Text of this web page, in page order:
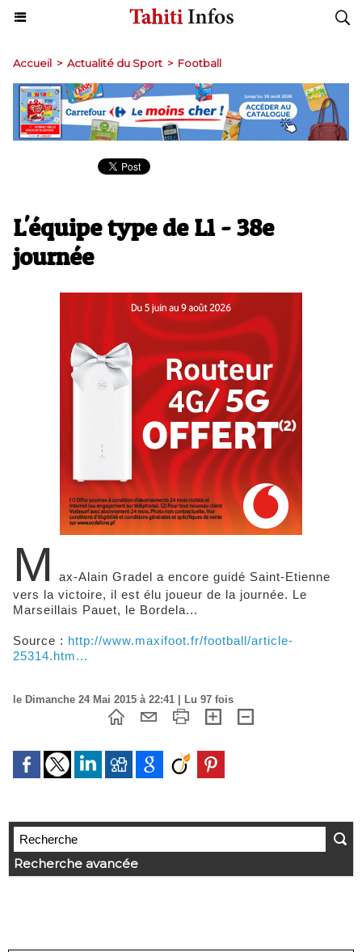
Accueil > Actualité du Sport > Football
L'équipe type de L1 - 38e
journée
M
ax-Alain Gradel a encore guidé Saint-Etienne
vers la victoire, il est élu joueur de la journée. Le
Marseillais Pauet, le Bordela...
Source : http://www.maxifoot.fr/football/article-
25314.htm...
le Dimanche 24 Mai 2015 à 22:41 | Lu 97 fois
Recherche avancée